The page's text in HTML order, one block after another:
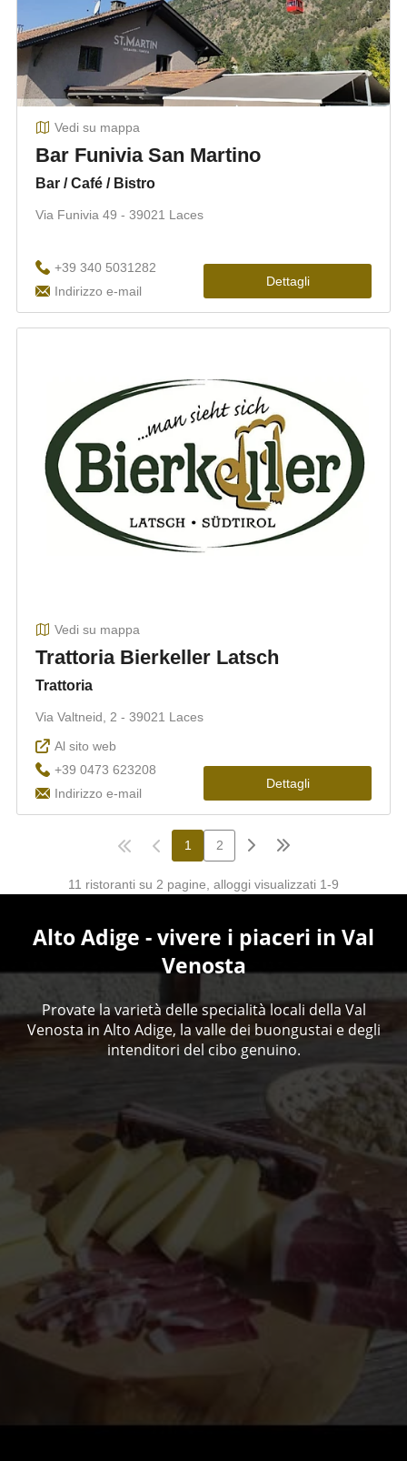
Alto Adige - vivere i piaceri in Val
Venosta
Provate la varietà delle specialità locali della Val
Venosta in Alto Adige, la valle dei buongustai e degli
intenditori del cibo genuino.